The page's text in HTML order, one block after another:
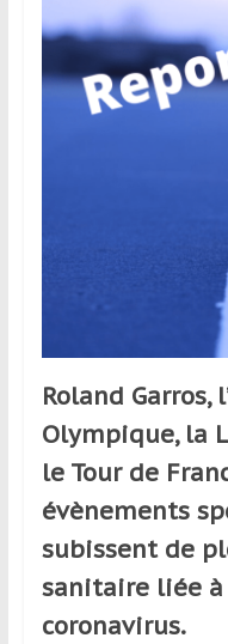
réguliers,
pratiquants,
passionnés
France
l’étranger
pour
assouvir
passion,
tout
en
Roland Garros,
Olympique, la
le Tour de
évènements
subissent de
sanitaire liée à
coronavirus.